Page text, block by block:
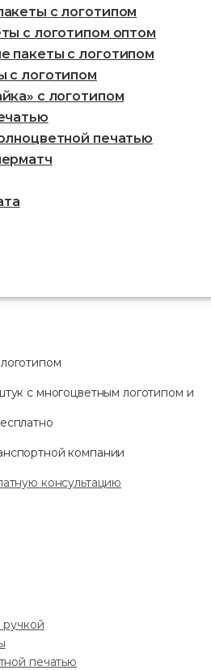
с логотипом
с логотипом оптом
пакеты с логотипом
с логотипом
с логотипом
печатью
с многоцветным логотипом и
компании
консультацию
печатью